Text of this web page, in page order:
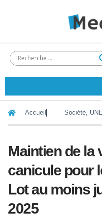
Accueil Société, UNE
Maintien de la
canicule pour
Lot au moins
2025